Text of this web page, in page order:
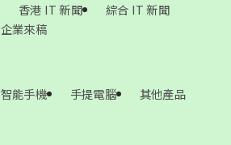
香港 IT 新聞
綜合 IT 新聞
企業來稿
智能手機 手提電腦 其他產品